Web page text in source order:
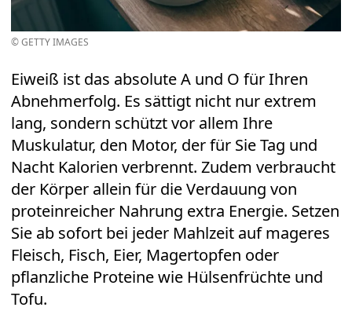
© GETTY IMAGES
Eiweiß ist das absolute A und O für Ihren
Abnehmerfolg. Es sättigt nicht nur extrem
lang, sondern schützt vor allem Ihre
Muskulatur, den Motor, der für Sie Tag und
Nacht Kalorien verbrennt. Zudem verbraucht
der Körper allein für die Verdauung von
proteinreicher Nahrung extra Energie. Setzen
Sie ab sofort bei jeder Mahlzeit auf mageres
Fleisch, Fisch, Eier, Magertopfen oder
pflanzliche Proteine wie Hülsenfrüchte und
Tofu.